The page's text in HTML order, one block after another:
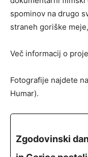
spominov na drugo
straneh goriške
Več informacij o
Fotografije najdete na
Humar).
Zgodovinski